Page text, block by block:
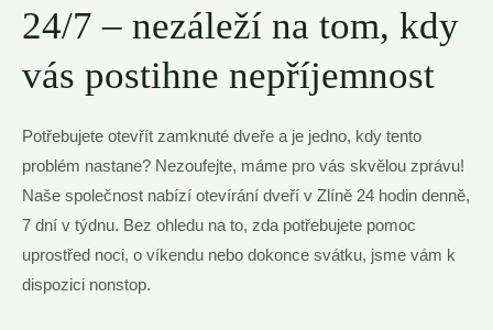
24/7 – nezáleží na tom, kdy
vás postihne nepříjemnost
Potřebujete otevřít zamknuté dveře a je jedno, kdy tento
problém nastane? Nezoufejte, máme pro vás skvělou zprávu!
Naše společnost nabízí otevírání dveří v Zlíně 24 hodin denně,
7 dní v týdnu. Bez ohledu na to, zda potřebujete pomoc
uprostřed noci, o víkendu nebo dokonce svátku, jsme vám k
dispozici nonstop.